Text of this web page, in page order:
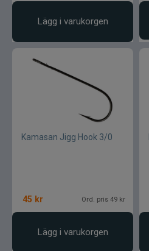
Lägg i varukorgen
Kamasan Jigg Hook 3/0
45 kr Ord. pris 49 kr
Lägg i varukorgen